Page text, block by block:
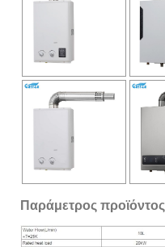
Παράμετρος προϊόντος